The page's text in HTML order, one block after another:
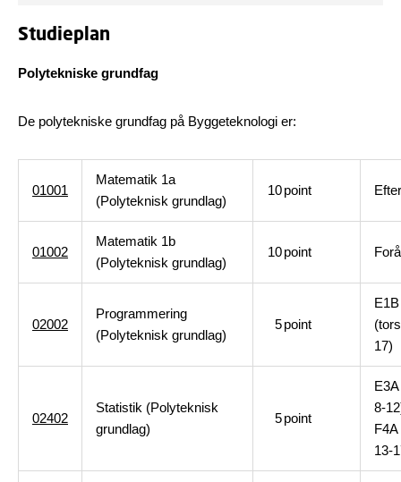
Studieplan
Polytekniske grundfag
De polytekniske grundfag på Byggeteknologi er:
01001
Matematik 1a
(Polyteknisk grundlag)
10point
01002
Matematik 1b
(Polyteknisk grundlag)
10point
02002
Programmering
(Polyteknisk grundlag)
5point
E1B
17)
02402
Statistik (Polyteknisk
grundlag)
5point
8-
13-